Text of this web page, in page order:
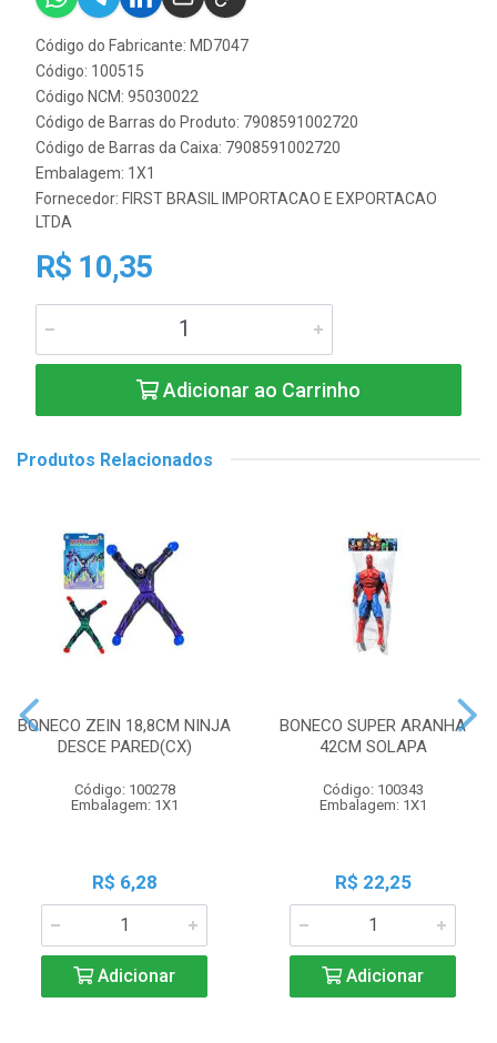
Código do Fabricante: MD7047
Código: 100515
Código NCM: 95030022
Código de Barras do Produto: 7908591002720
Código de Barras da Caixa: 7908591002720
Embalagem: 1X1
Fornecedor: FIRST BRASIL IMPORTACAO E EXPORTACAO
LTDA
R$ 10,35
Adicionar ao Carrinho
Produtos Relacionados
BONECO ZEIN 18,8CM NINJA
DESCE PARED(CX)
Código: 100278
Embalagem: 1X1
R$ 6,28
Adicionar
BONECO SUPER ARANHA
42CM SOLAPA
Código: 100343
Embalagem: 1X1
R$ 22,25
Adicionar